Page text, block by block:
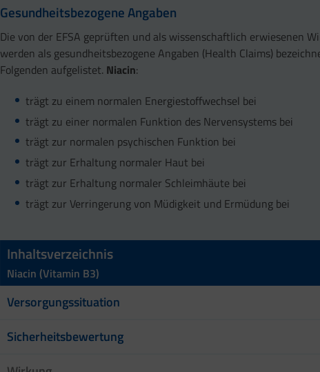
Gesundheitsbezogene Angaben
Die von der EFSA geprüften und als wissenschaftlich erwiesenen
werden als gesundheitsbezogene Angaben (Health Claims)
Folgenden aufgelistet. Niacin:
trägt zu einem normalen Energiestoffwechsel bei
trägt zu einer normalen Funktion des Nervensystems bei
trägt zur normalen psychischen Funktion bei
trägt zur Erhaltung normaler Haut bei
trägt zur Erhaltung normaler Schleimhäute bei
trägt zur Verringerung von Müdigkeit und Ermüdung bei
Inhaltsverzeichnis
Niacin (Vitamin B3)
Versorgungssituation
Sicherheitsbewertung